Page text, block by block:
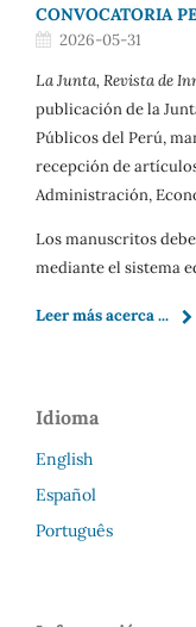
CONVOCATORIA
2026-05-31
La Junta, Revista de
publicación de la
Públicos del Perú,
recepción de
Administración,
Los manuscritos
mediante el sistema
Leer más acerca ...
Idioma
English
Español
Português